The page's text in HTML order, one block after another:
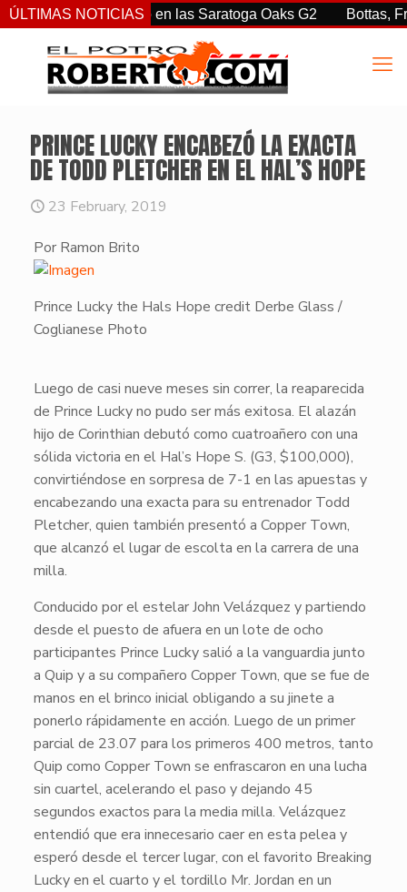
ÚLTIMAS NOTICIAS
Jr. sorprendió en las Saratoga Oaks G2 Bottas, Franco,
PRINCE LUCKY ENCABEZÓ LA EXACTA
DE TODD PLETCHER EN EL HAL’S HOPE
23 February, 2019
Por Ramon Brito
Prince Lucky the Hals Hope credit Derbe Glass /
Coglianese Photo
​Luego de casi nueve meses sin correr, la reaparecida
de Prince Luckyno pudo ser más exitosa. El alazán
hijo de Corinthian debutó como cuatroañero con una
sólida victoria en el Hal’s Hope S. (G3, $100,000),
convirtiéndose en sorpresa de 7-1 en las apuestas y
encabezando una exacta para su entrenador Todd
Pletcher, quien también presentó a Copper Town,
que alcanzó el lugar de escolta en la carrera de una
milla.
Conducido por el estelar John Velázquez y partiendo
desde el puesto de afuera en un lote de ocho
participantes Prince Luckysalió a la vanguardia junto
a Quip y a su compañero Copper Town, que se fue de
manos en el brinco inicial obligando a su jinete a
ponerlo rápidamente en acción. Luego de un primer
parcial de 23.07 para los primeros 400 metros, tanto
Quip como Copper Town se enfrascaron en una lucha
sin cuartel, acelerando el paso y dejando 45
segundos exactos para la media milla. Velázquez
entendió que era innecesario caer en esta pelea y
esperó desde el tercer lugar, con el favorito Breaking
Luckyen el cuarto y el tordillo Mr. Jordan en un